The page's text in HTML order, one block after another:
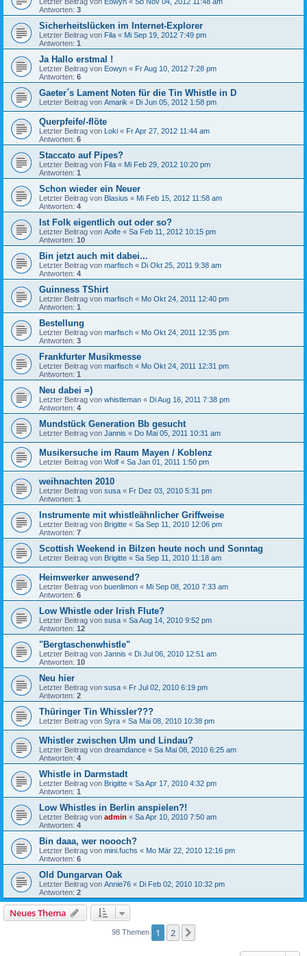
Antworten: 3
Sicherheitslücken im Internet-Explorer
Letzter Beitrag von Fila « Mi Sep 19, 2012 7:49 pm
Antworten: 1
Ja Hallo erstmal !
Letzter Beitrag von Eowyn « Fr Aug 10, 2012 7:28 pm
Antworten: 6
Gaeter´s Lament Noten für die Tin Whistle in D
Letzter Beitrag von Amarik « Di Jun 05, 2012 1:58 pm
Querpfeife/-flöte
Letzter Beitrag von Loki « Fr Apr 27, 2012 11:44 am
Antworten: 6
Staccato auf Pipes?
Letzter Beitrag von Fila « Mi Feb 29, 2012 10:20 pm
Antworten: 1
Schon wieder ein Neuer
Letzter Beitrag von Blasius « Mi Feb 15, 2012 11:58 am
Antworten: 4
Ist Folk eigentlich out oder so?
Letzter Beitrag von Aoife « Sa Feb 11, 2012 10:15 pm
Antworten: 10
Bin jetzt auch mit dabei...
Letzter Beitrag von marfisch « Di Okt 25, 2011 9:38 am
Antworten: 4
Guinness TShirt
Letzter Beitrag von marfisch « Mo Okt 24, 2011 12:40 pm
Antworten: 1
Bestellung
Letzter Beitrag von marfisch « Mo Okt 24, 2011 12:35 pm
Antworten: 3
Frankfurter Musikmesse
Letzter Beitrag von marfisch « Mo Okt 24, 2011 12:31 pm
Antworten: 1
Neu dabei =)
Letzter Beitrag von whistleman « Di Aug 16, 2011 7:38 pm
Antworten: 4
Mundstück Generation Bb gesucht
Letzter Beitrag von Jannis « Do Mai 05, 2011 10:31 am
Musikersuche im Raum Mayen / Koblenz
Letzter Beitrag von Wolf « Sa Jan 01, 2011 1:50 pm
weihnachten 2010
Letzter Beitrag von susa « Fr Dez 03, 2010 5:31 pm
Antworten: 1
Instrumente mit whistleähnlicher Griffweise
Letzter Beitrag von Brigitte « Sa Sep 11, 2010 12:06 pm
Antworten: 7
Scottish Weekend in Bilzen heute noch und Sonntag
Letzter Beitrag von Brigitte « Sa Sep 11, 2010 11:18 am
Heimwerker anwesend?
Letzter Beitrag von buenlimon « Mi Sep 08, 2010 7:33 am
Antworten: 6
Low Whistle oder Irish Flute?
Letzter Beitrag von susa « Sa Aug 14, 2010 9:52 pm
Antworten: 12
"Bergtaschenwhistle"
Letzter Beitrag von Jannis « Di Jul 06, 2010 12:51 am
Antworten: 10
Neu hier
Letzter Beitrag von susa « Fr Jul 02, 2010 6:19 pm
Antworten: 2
Thüringer Tin Whissler???
Letzter Beitrag von Syra « Sa Mai 08, 2010 10:38 pm
Whistler zwischen Ulm und Lindau?
Letzter Beitrag von dreamdance « Sa Mai 08, 2010 6:25 am
Antworten: 4
Whistle in Darmstadt
Letzter Beitrag von Brigitte « Sa Apr 17, 2010 4:32 pm
Antworten: 1
Low Whistles in Berlin anspielen?!
Letzter Beitrag von admin « Sa Apr 10, 2010 7:50 am
Antworten: 4
Bin daaa, wer noooch?
Letzter Beitrag von mini.fuchs « Mo Mär 22, 2010 12:16 pm
Antworten: 6
Old Dungarvan Oak
Letzter Beitrag von Annie76 « Di Feb 02, 2010 10:32 pm
Antworten: 2
Neues Thema
98 Themen 1 2